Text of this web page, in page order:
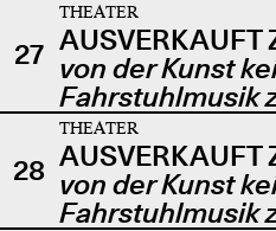
27
THEATER
AUSVERKAUFT
von der Kunst
Fahrstuhlmusik
28
THEATER
AUSVERKAUFT
von der Kunst
Fahrstuhlmusik